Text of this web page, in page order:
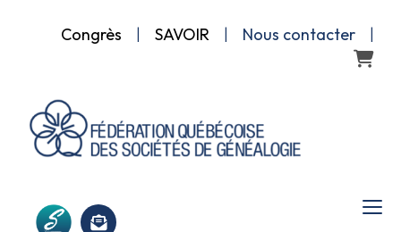
Congrès | SAVOIR | Nous contacter |
Panier